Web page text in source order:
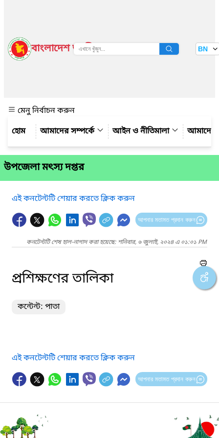
বাংলাদেশ জাতীয় তথ্য বাতায়ন BN
মেনু নির্বাচন করুন
আমাদের সম্পর্কে
আইন ও নীতিমালা আমাদের
উপজেলা মৎস্য দপ্তর
এই কনটেন্টটি শেয়ার করতে ক্লিক করুন
আপনার মতামত প্রদান করুন
কনটেন্টটি শেষ হাল-নাগাদ করা হয়েছে: শনিবার, ৬ জুলাই, ২০২৪ এ ০১:০১ PM
প্রশিক্ষণের তালিকা
কন্টেন্ট: পাতা
এই কনটেন্টটি শেয়ার করতে ক্লিক করুন
আপনার মতামত প্রদান করুন